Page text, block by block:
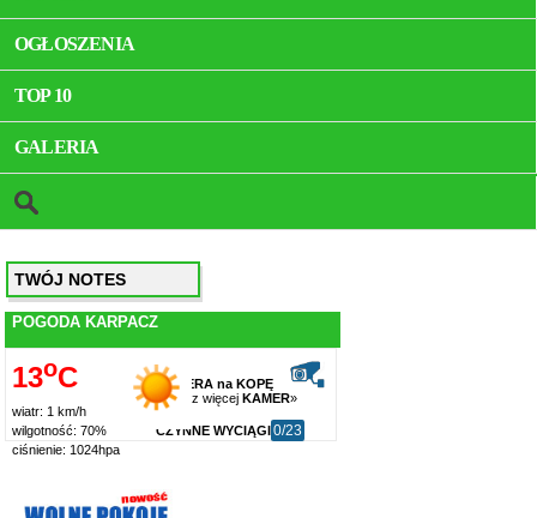
OGŁOSZENIA
TOP 10
GALERIA
TWÓJ NOTES
POGODA KARPACZ
13oC
wiatr: 1 km/h
wilgotność: 70%
ciśnienie: 1024hpa
KAMERA na KOPĘ
zobacz więcej KAMER»
CZYNNE WYCIĄGI0/23